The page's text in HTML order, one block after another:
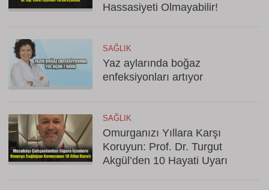
Hassasiyeti Olmayabilir!
SAĞLIK
Yaz aylarında boğaz
enfeksiyonları artıyor
SAĞLIK
Omurganızı Yıllara Karşı
Koruyun: Prof. Dr. Turgut
Akgül’den 10 Hayati Uyarı